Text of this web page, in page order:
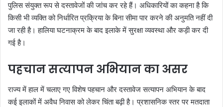
पुलिस संयुक्त रूप से दस्तावेजों की जांच कर रहे हैं। अधिकारियों का कहना है कि
किसी भी व्यक्ति को निर्धारित प्रक्रिया के बिना सीमा पार करने की अनुमति नहीं दी
जा रही है। हालिया घटनाक्रम के बाद इलाके में सुरक्षा व्यवस्था और कड़ी कर दी
गई है।
पहचान सत्यापन अभियान का असर
राज्य में हाल में चलाए गए विशेष पहचान और दस्तावेज सत्यापन अभियान के बाद
कई इलाकों में अवैध निवास को लेकर चिंता बढ़ी है। प्रशासनिक स्तर पर मतदाता